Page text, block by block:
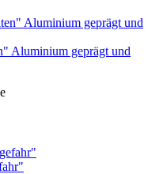
Aluminium geprägt und